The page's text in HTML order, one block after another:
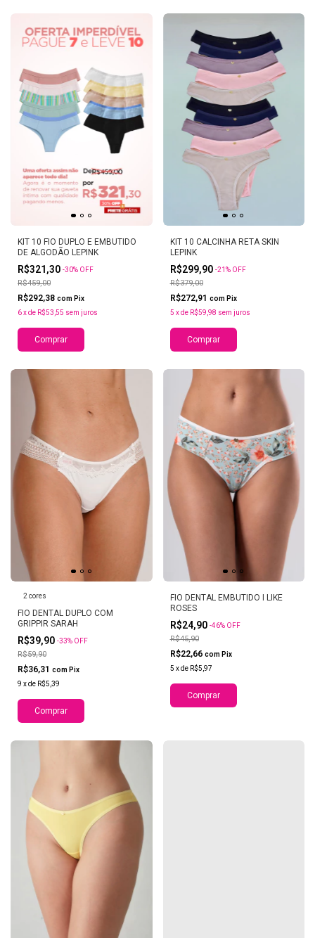
KIT 10 FIO DUPLO E EMBUTIDO
DE ALGODÃO LEPINK
R$321,30 -30% OFF
R$459,00
R$292,38 com Pix
6xde R$53,55 sem juros
Comprar
KIT 10 CALCINHA RETA SKIN
LEPINK
R$299,90 -21% OFF
R$379,00
R$272,91 com Pix
5 xde R$59,98 sem juros
Comprar
2 cores
FIO DENTAL DUPLO COM
GRIPPIR SARAH
R$39,90 -33% OFF
R$59,90
R$36,31 com Pix
9 xde R$5,39
Comprar
FIO DENTAL EMBUTIDO I LIKE
ROSES
R$24,90 -46% OFF
R$45,90
R$22,66 com Pix
5 xde R$5,97
Comprar